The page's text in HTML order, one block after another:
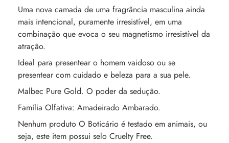
Uma nova camada de uma fragrância masculina ainda
mais intencional, puramente irresistível, em uma
combinação que evoca o seu magnetismo irresistível da
atração.
Ideal para presentear o homem vaidoso ou se
presentear com cuidado e beleza para a sua pele.
Malbec Pure Gold. O poder da sedução.
Família Olfativa: Amadeirado Ambarado.
Nenhum produto O Boticário é testado em animais, ou
seja, este item possui selo Cruelty Free.